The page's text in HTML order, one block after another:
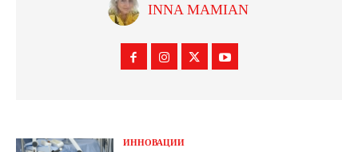
INNA MAMIAN
ИННОВАЦИИ